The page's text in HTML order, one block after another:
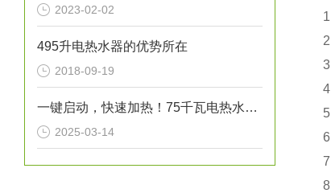
2023-02-02
495升电热水器的优势所在
2018-09-19
一键启动，快速加热！75千瓦电热水炉打造高效热水解决方案！
2025-03-14
1
2
3
4
5
6
7
8